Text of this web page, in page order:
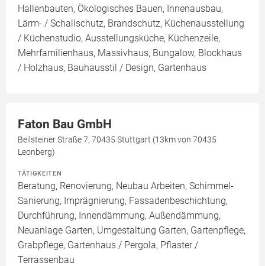
Hallenbauten, Ökologisches Bauen, Innenausbau,
Lärm- / Schallschutz, Brandschutz, Küchenausstellung
/ Küchenstudio, Ausstellungsküche, Küchenzeile,
Mehrfamilienhaus, Massivhaus, Bungalow, Blockhaus
/ Holzhaus, Bauhausstil / Design, Gartenhaus
Faton Bau GmbH
Beilsteiner Straße 7, 70435 Stuttgart (13km von 70435
Leonberg)
TÄTIGKEITEN
Beratung, Renovierung, Neubau Arbeiten, Schimmel-
Sanierung, Imprägnierung, Fassadenbeschichtung,
Durchführung, Innendämmung, Außendämmung,
Neuanlage Garten, Umgestaltung Garten, Gartenpflege,
Grabpflege, Gartenhaus / Pergola, Pflaster /
Terrassenbau